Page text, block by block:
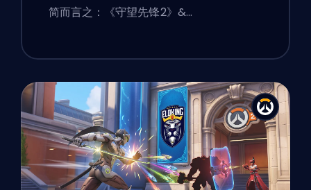
简而言之：《守望先锋2》&…